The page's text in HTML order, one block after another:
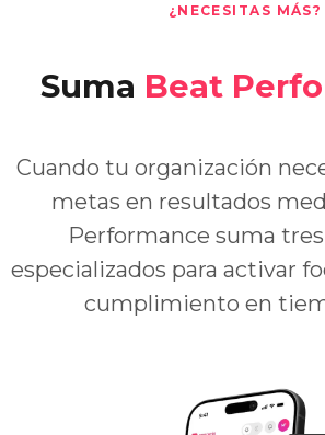
¿NECESITAS MÁS?
Suma Beat
Cuando tu organización
metas en resultados
Performance suma
especializados para activar
cumplimiento en